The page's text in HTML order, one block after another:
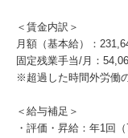
＜賃金内訳＞
月額（基本給）：
固定残業手当/月：
※超過した時間外労働
＜給与補足＞
・評価・昇給：年1回（